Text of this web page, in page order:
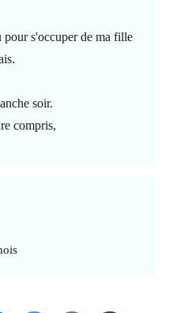
pour s'occuper de ma fille
soir.
compris,